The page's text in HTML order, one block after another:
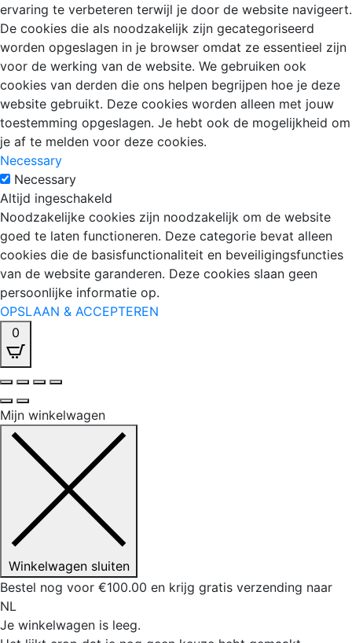
ervaring te verbeteren terwijl je door de website navigeert.
De cookies die als noodzakelijk zijn gecategoriseerd
worden opgeslagen in je browser omdat ze essentieel zijn
voor de werking van de website. We gebruiken ook
cookies van derden die ons helpen begrijpen hoe je deze
website gebruikt. Deze cookies worden alleen met jouw
toestemming opgeslagen. Je hebt ook de mogelijkheid om
je af te melden voor deze cookies.
Necessary
Necessary
Altijd ingeschakeld
Noodzakelijke cookies zijn noodzakelijk om de website
goed te laten functioneren. Deze categorie bevat alleen
cookies die de basisfunctionaliteit en beveiligingsfuncties
van de website garanderen. Deze cookies slaan geen
persoonlijke informatie op.
OPSLAAN & ACCEPTEREN
0
Mijn winkelwagen
Winkelwagen sluiten
Bestel nog voor €100.00 en krijg gratis verzending naar
NL
Je winkelwagen is leeg.